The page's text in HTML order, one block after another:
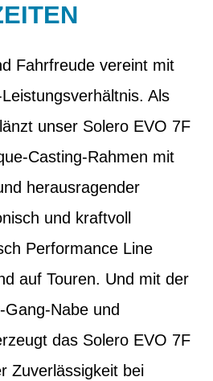
Fahrfreude vereint mit
Als
unser Solero EVO 7F
Casting-Rahmen mit
herausragender
und kraftvoll
Performance Line
auf Touren. Und mit der
Nabe und
das Solero EVO 7F
Zuverlässigkeit bei